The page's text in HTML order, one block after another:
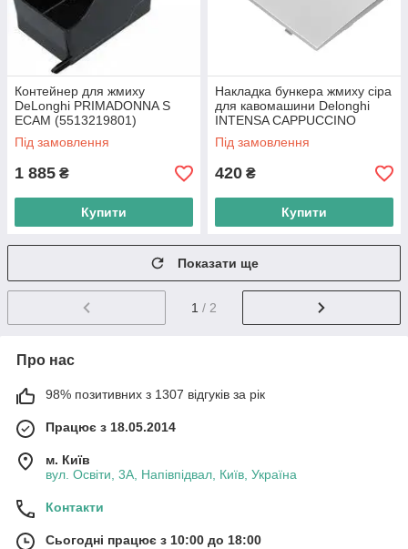
Контейнер для жмиху
DeLonghi PRIMADONNA S
ECAM (5513219801)
Під замовлення
1 885 ₴
Купити
Накладка бункера жмиху сіра
для кавомашини Delonghi
INTENSA CAPPUCCINO
(5313223621)
Під замовлення
420 ₴
Купити
Показати ще
1 / 2
Про нас
98% позитивних з 1307 відгуків за рік
Працює з 18.05.2014
м. Київ
вул. Освіти, 3А, Напівпідвал, Київ, Україна
Контакти
Сьогодні працює з 10:00 до 18:00